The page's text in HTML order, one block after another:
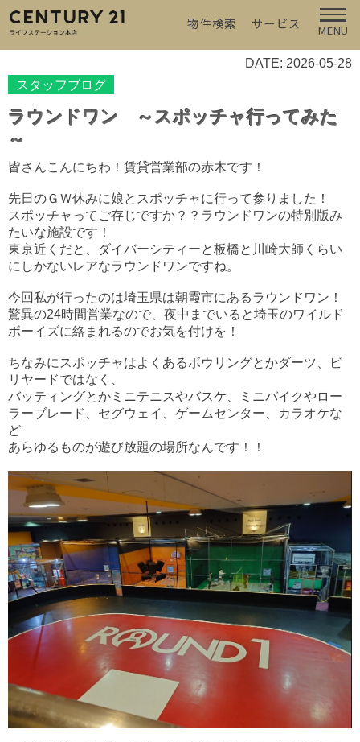
物件検索 サービス MENU
DATE: 2026-05-28
スタッフブログ
ラウンドワン ～スポッチャ行ってみた
～
皆さんこんにちわ！賃貸営業部の赤木です！
先日のＧＷ休みに娘とスポッチャに行って参りました！
スポッチャってご存じですか？？ラウンドワンの特別版み
たいな施設です！
東京近くだと、ダイバーシティーと板橋と川崎大師くらい
にしかないレアなラウンドワンですね。
今回私が行ったのは埼玉県は朝霞市にあるラウンドワン！
驚異の24時間営業なので、夜中までいると埼玉のワイルド
ボーイズに絡まれるのでお気を付けを！
ちなみにスポッチャはよくあるボウリングとかダーツ、ビ
リヤードではなく、
バッティングとかミニテニスやバスケ、ミニバイクやロー
ラーブレード、セグウェイ、ゲームセンター、カラオケな
ど
あらゆるものが遊び放題の場所なんです！！